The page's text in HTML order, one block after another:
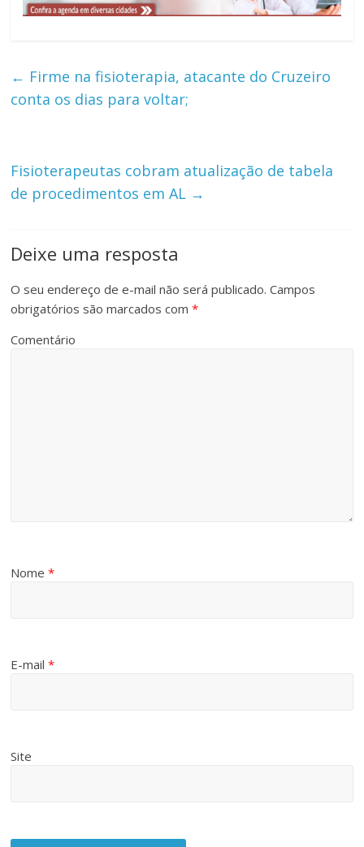
← Firme na fisioterapia, atacante do Cruzeiro
conta os dias para voltar;
Fisioterapeutas cobram atualização de tabela
de procedimentos em AL →
Deixe uma resposta
O seu endereço de e-mail não será publicado. Campos
obrigatórios são marcados com*
Comentário
Nome*
E-mail*
Site